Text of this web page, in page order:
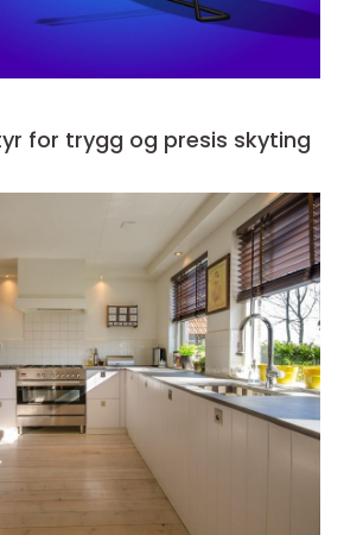
for trygg og presis skyting